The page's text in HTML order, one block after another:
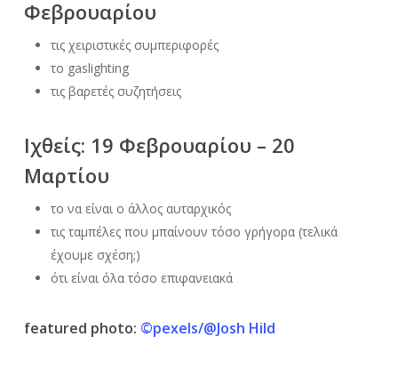
Φεβρουαρίου
τις χειριστικές συμπεριφορές
το gaslighting
τις βαρετές συζητήσεις
Ιχθείς: 19 Φεβρουαρίου – 20
Μαρτίου
το να είναι ο άλλος αυταρχικός
τις ταμπέλες που μπαίνουν τόσο γρήγορα (τελικά
έχουμε σχέση;)
ότι είναι όλα τόσο επιφανειακά
featured photo: ©pexels/@Josh Hild